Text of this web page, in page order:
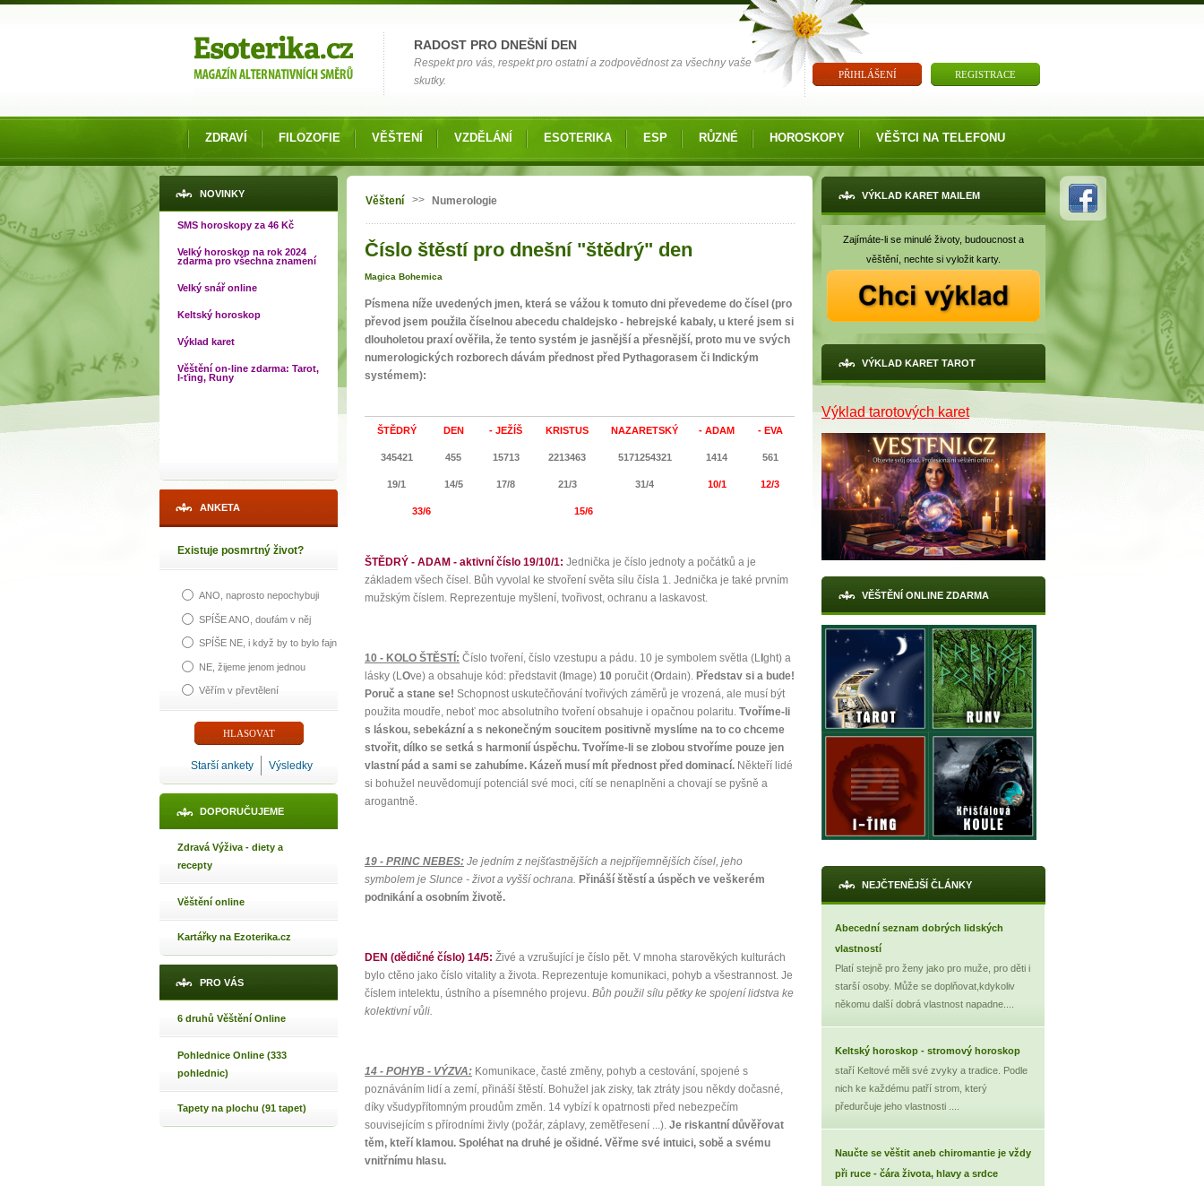
10 tipů pro zdravý a
... všechny tipy zdarma.
Máte pocit, že jste unaveni hned jak ráno vstanete?
Jak mít více energie každý den
Jak vnést do života rovnováhu
Jak být šťastnější
X
RADOST PRO DNEŠNÍ DEN
Respekt pro vás, respekt pro ostatní a zodpovědnost za všechny vaše
skutky.
PŘIHLÁŠENÍ REGISTRACE
ZDRAVÍ FILOZOFIE VĚŠTENÍ VZDĚLÁNÍ ESOTERIKA ESP RŮZNÉ HOROSKOPY VĚŠTCI NA TELEFONU
NOVINKY
SMS horoskopy za 46 Kč
Velký horoskop na rok 2024
zdarma pro všechna znamení
Velký snář online
Keltský horoskop
Výklad karet
Věštění on-line zdarma: Tarot,
I-ťing, Runy
ANKETA
Existuje posmrtný život?
ANO, naprosto nepochybuji
SPÍŠE ANO, doufám v něj
SPÍŠE NE, i když by to bylo fajn
NE, žijeme jenom jednou
Věřím v převtělení
Starší ankety Výsledky
DOPORUČUJEME
Zdravá Výživa - diety a
recepty
Věštění online
Kartářky na Ezoterika.cz
PRO VÁS
6 druhů Věštění Online
Pohlednice Online (333
pohlednic)
Tapety na plochu (91 tapet)
Jste zde
Věštení >> Numerologie
Číslo štěstí pro dnešní "štědrý" den
Magica Bohemica
Písmena níže uvedených jmen, která se vážou k tomuto dni převedeme do čísel (pro
převod jsem použila číselnou abecedu chaldejsko - hebrejské kabaly, u které jsem si
dlouholetou praxí ověřila, že tento systém je jasnější a přesnější, proto mu ve svých
numerologických rozborech dávám přednost před Pythagorasem či Indickým
systémem):
ŠTĚDRÝ DEN - JEŽÍŠ KRISTUS NAZARETSKÝ - ADAM - EVA
345421 455 15713 2213463 5171254321 1414 561
19/1 14/5 17/8 21/3 31/4 10/1 12/3
33/6 15/6
ŠTĚDRÝ - ADAM - aktivní číslo 19/10/1: Jednička je číslo jednoty a počátků a je
základem všech čísel. Bůh vyvolal ke stvoření světa sílu čísla 1. Jednička je také prvním
mužským číslem. Reprezentuje myšlení, tvořivost, ochranu a laskavost.
10 - KOLO ŠTĚSTÍ: Číslo tvoření, číslo vzestupu a pádu. 10 je symbolem světla (L ght) a
lásky (LOve) a obsahuje kód: představit ( mage) 10 poručit (Ordain). Představ si a bude!
Poruč a stane se! Schopnost uskutečňování tvořivých záměrů je vrozená, ale musí být
použita moudře, neboť moc absolutního tvoření obsahuje i opačnou polaritu. Tvoříme-li
s láskou, sebekázní a s nekonečným soucitem positivně myslíme na to co chceme
stvořit, dílko se setká s harmonií úspěchu. Tvoříme-li se zlobou stvoříme pouze jen
vlastní pád a sami se zahubíme. Kázeň musí mít přednost před dominací. Někteří lidé
si bohužel neuvědomují potenciál své moci, cítí se nenaplněni a chovají se pyšně a
arogantně.
19 - PRINC NEBES: Je jedním z nejšťastnějších a nejpříjemnějších čísel, jeho
symbolem je Slunce - život a vyšší ochrana. Přináší štěstí a úspěch ve veškerém
podnikání a osobním životě.
DEN (dědičné číslo) 14/5: Živé a vzrušující je číslo pět. V mnoha starověkých kulturách
bylo ctěno jako číslo vitality a života. Reprezentuje komunikaci, pohyb a všestrannost. Je
číslem intelektu, ústního a písemného projevu. Bůh použil sílu pětky ke spojení lidstva ke
kolektivní vůli.
14 - POHYB - VÝZVA: Komunikace, časté změny, pohyb a cestování, spojené s
poznáváním lidí a zemí, přináší štěstí. Bohužel jak zisky, tak ztráty jsou někdy dočasné,
díky všudypřítomným proudům změn. 14 vybízí k opatrnosti před nebezpečím
souvisejícím s přírodními živly (požár, záplavy, zemětřesení ...). Je riskantní důvěřovat
těm, kteří klamou. Spoléhat na druhé je ošidné. Věřme své intuici, sobě a svému
vnitřnímu hlasu.
VÝKLAD KARET MAILEM
Zajímáte-li se minulé životy, budoucnost a
věštění, nechte si vyložit karty.
VÝKLAD KARET TAROT
Výklad tarotových karet
VĚŠTĚNÍ ONLINE ZDARMA
NEJČTENĚJŠÍ ČLÁNKY
Abecední seznam dobrých lidských
vlastností
Platí stejně pro ženy jako pro muže, pro děti i
starší osoby. Může se doplňovat,kdykoliv
někomu další dobrá vlastnost napadne....
Keltský horoskop - stromový horoskop
staří Keltové měli své zvyky a tradice. Podle
nich ke každému patří strom, který
předurčuje jeho vlastnosti ....
Naučte se věštit aneb chiromantie je vždy
při ruce - čára života, hlavy a srdce